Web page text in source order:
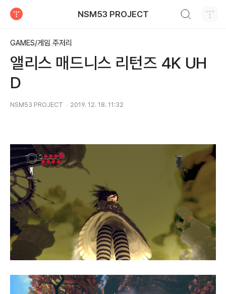
NSM53 PROJECT
GAMES/게임 주저리
앨리스 매드니스 리턴즈 4K UH
D
NSM53 PROJECT 2019. 12. 18. 11:32